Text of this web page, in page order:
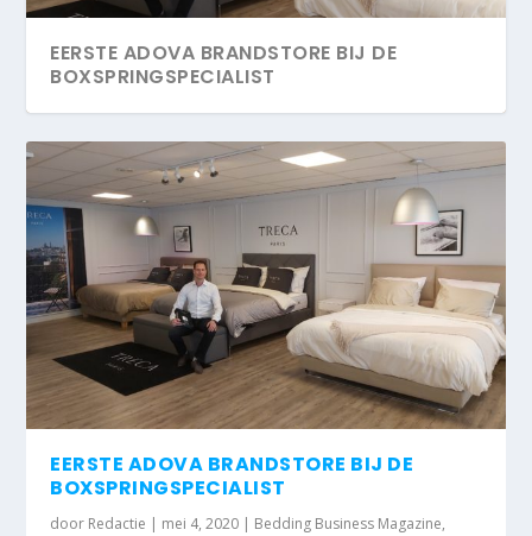
EERSTE ADOVA BRANDSTORE BIJ DE
BOXSPRINGSPECIALIST
EERSTE ADOVA BRANDSTORE BIJ DE
BOXSPRINGSPECIALIST
door Redactie | mei 4, 2020 | Bedding Business Magazine,